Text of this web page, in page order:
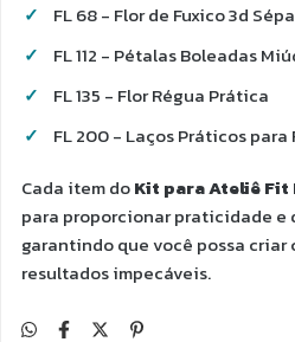
FL 68 - Flor de Fuxico 3d
FL 112 - Pétalas Boleadas
FL 135 - Flor Régua Prática
FL 200 - Laços Práticos para
Cada item doKit para Ateliê Fit
para proporcionar praticidade e
garantindo que você possa criar
resultados impecáveis.